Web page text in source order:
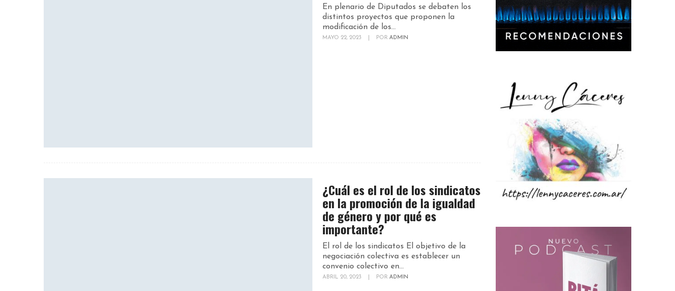
En plenario de Diputados se debaten los
distintos proyectos que proponen la
modificación de los...
MAYO 22, 2023 POR ADMIN
¿Cuál es el rol de los sindicatos
en la promoción de la igualdad
de género y por qué es
importante?
El rol de los sindicatos El objetivo de la
negociación colectiva es establecer un
convenio colectivo en...
ABRIL 20, 2023 POR ADMIN